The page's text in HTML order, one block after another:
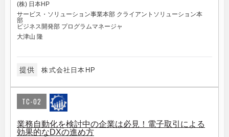
(株) 日本HP
サービス・ソリューション事業本部 クライアントソリューション本
部
ビジネス開発部 プログラムマネージャ
大津山 隆
提供 株式会社日本HP
TC-02
業務自動化を検討中の企業は必見！電子取引による
効果的なDXの進め方